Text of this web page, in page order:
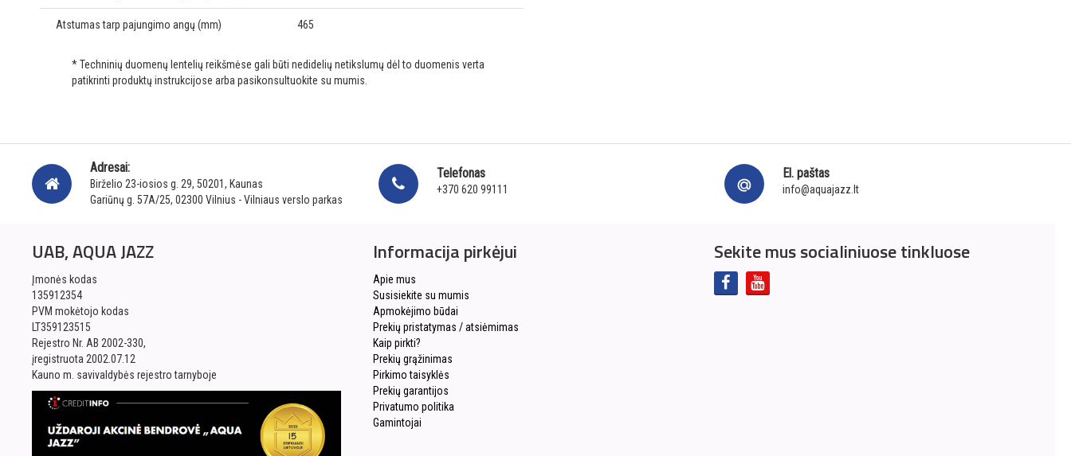
Atstumas tarp pajungimo angų (mm) 465
* Techninių duomenų lentelių reikšmėse gali būti nedidelių netikslumų dėl to duomenis verta
patikrinti produktų instrukcijose arba pasikonsultuokite su mumis.
Adresai:
Birželio 23-iosios g. 29, 50201, Kaunas
Gariūnų g. 57A/25, 02300 Vilnius - Vilniaus verslo parkas
Telefonas
+370 620 99111
El. paštas
info@aquajazz.lt
UAB, AQUA JAZZ
Įmonės kodas
135912354
PVM mokėtojo kodas
LT359123515
Rejestro Nr. AB 2002-330,
įregistruota 2002.07.12
Kauno m. savivaldybės rejestro tarnyboje
Informacija pirkėjui
Apie mus
Susisiekite su mumis
Apmokėjimo būdai
Prekių pristatymas / atsiėmimas
Kaip pirkti?
Prekių grąžinimas
Pirkimo taisyklės
Prekių garantijos
Privatumo politika
Gamintojai
Sekite mus socialiniuose tinkluose